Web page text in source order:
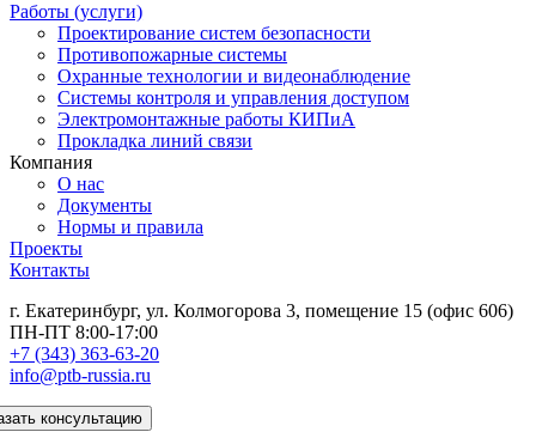
Работы (услуги)
Проектирование систем безопасности
Противопожарные системы
Охранные технологии и видеонаблюдение
Системы контроля и управления доступом
Электромонтажные работы КИПиА
Прокладка линий связи
Компания
О нас
Документы
Нормы и правила
Проекты
Контакты
г. Екатеринбург, ул. Колмогорова 3, помещение 15 (офис 606)
ПН-ПТ 8:00-17:00
+7 (343) 363-63-20
info@ptb-russia.ru
консультацию